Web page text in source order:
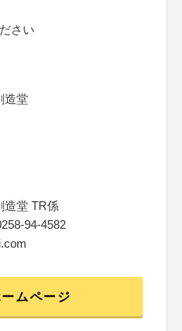
さい
造堂
造堂 TR係
94-4582
ムページ